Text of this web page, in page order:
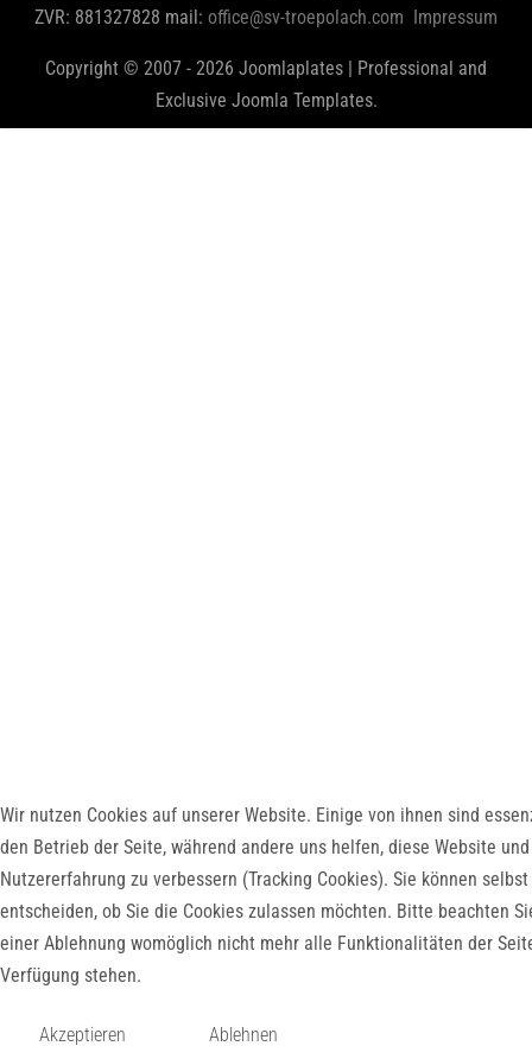
ZVR: 881327828 mail: office@sv-troepolach.com Impressum
Copyright © 2007 - 2026 Joomlaplates | Professional and
Exclusive Joomla Templates.
Wir nutzen Cookies auf unserer Website. Einige von ihnen sind
den Betrieb der Seite, während andere uns helfen, diese Website
Nutzererfahrung zu verbessern (Tracking Cookies). Sie können selbst
entscheiden, ob Sie die Cookies zulassen möchten. Bitte beachten
einer Ablehnung womöglich nicht mehr alle Funktionalitäten der
Verfügung stehen.
Akzeptieren Ablehnen